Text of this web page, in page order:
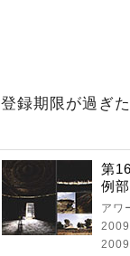
登録期限が過ぎ
第
例
アワ
2009
2009